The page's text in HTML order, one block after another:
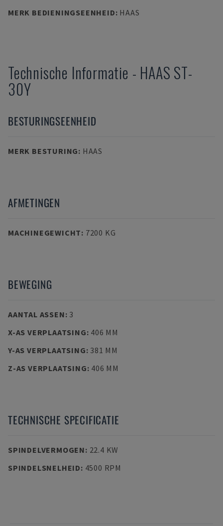
MERK BEDIENINGSEENHEID: HAAS
Technische Informatie - HAAS ST-
30Y
BESTURINGSEENHEID
MERK BESTURING: HAAS
AFMETINGEN
MACHINEGEWICHT: 7200 KG
BEWEGING
AANTAL ASSEN: 3
X-AS VERPLAATSING: 406 MM
Y-AS VERPLAATSING: 381 MM
Z-AS VERPLAATSING: 406 MM
TECHNISCHE SPECIFICATIE
SPINDELVERMOGEN: 22.4 KW
SPINDELSNELHEID: 4500 RPM